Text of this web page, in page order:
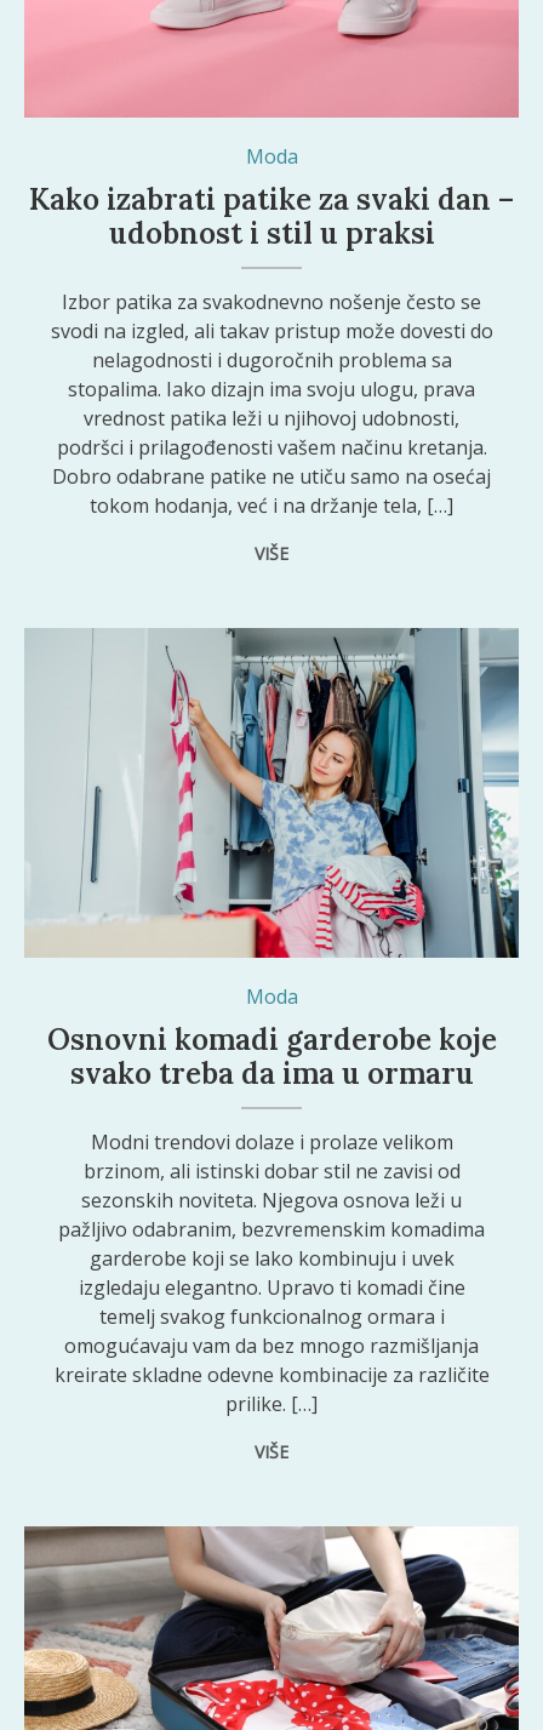
Moda
Kako izabrati patike za svaki dan –
udobnost i stil u praksi
Izbor patika za svakodnevno nošenje često se
svodi na izgled, ali takav pristup može dovesti do
nelagodnosti i dugoročnih problema sa
stopalima. Iako dizajn ima svoju ulogu, prava
vrednost patika leži u njihovoj udobnosti,
podršci i prilagođenosti vašem načinu kretanja.
Dobro odabrane patike ne utiču samo na osećaj
tokom hodanja, već i na držanje tela, […]
VIŠE
Moda
Osnovni komadi garderobe koje
svako treba da ima u ormaru
Modni trendovi dolaze i prolaze velikom
brzinom, ali istinski dobar stil ne zavisi od
sezonskih noviteta. Njegova osnova leži u
pažljivo odabranim, bezvremenskim komadima
garderobe koji se lako kombinuju i uvek
izgledaju elegantno. Upravo ti komadi čine
temelj svakog funkcionalnog ormara i
omogućavaju vam da bez mnogo razmišljanja
kreirate skladne odevne kombinacije za različite
prilike. […]
VIŠE